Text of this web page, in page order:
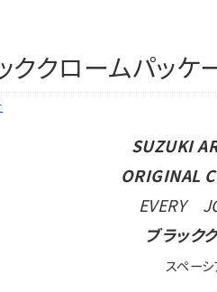
クロームパッケ
SUZUKI
ORIGINAL
EVERY
ブラック
スペー